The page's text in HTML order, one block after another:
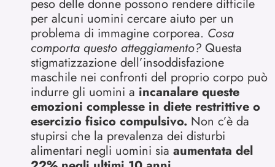
peso delle donne possono rendere difficile
per alcuni uomini cercare aiuto per un
problema di immagine corporea. Cosa
comporta questo atteggiamento? Questa
stigmatizzazione dell’insoddisfazione
maschile nei confronti del proprio corpo può
indurre gli uomini a incanalare queste
emozioni complesse in diete restrittive o
esercizio fisico compulsivo. Non c’è da
stupirsi che la prevalenza dei disturbi
alimentari negli uomini sia aumentata del